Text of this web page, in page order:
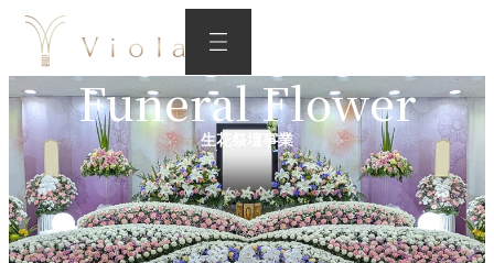
Funeral Flower
生花祭壇事業